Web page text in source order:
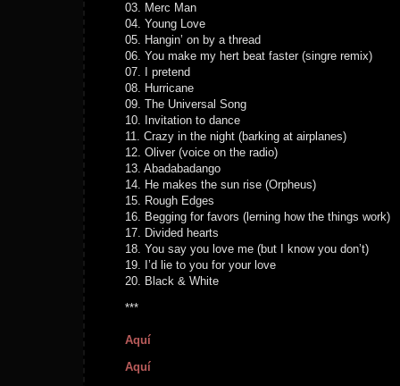
03. Merc Man
04. Young Love
05. Hangin’ on by a thread
06. You make my hert beat faster (singre remix)
07. I pretend
08. Hurricane
09. The Universal Song
10. Invitation to dance
11. Crazy in the night (barking at airplanes)
12. Oliver (voice on the radio)
13. Abadabadango
14. He makes the sun rise (Orpheus)
15. Rough Edges
16. Begging for favors (lerning how the things work)
17. Divided hearts
18. You say you love me (but I know you don’t)
19. I’d lie to you for your love
20. Black & White
***
Aquí
Aquí